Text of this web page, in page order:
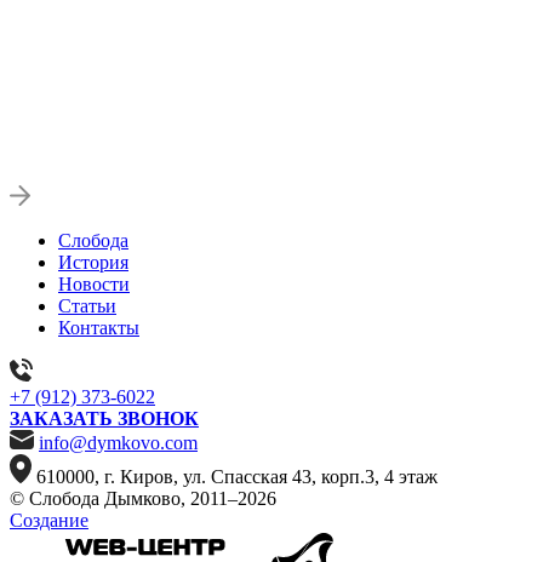
Слобода
История
Новости
Статьи
Контакты
+7 (912) 373-6022
ЗАКАЗАТЬ ЗВОНОК
info@dymkovo.com
610000, г. Киров, ул. Спасская 43, корп.3, 4 этаж
© Слобода Дымково, 2011–2026
Создание